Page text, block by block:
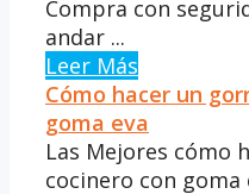
Compra con
andar ...
Leer Más
Cómo hacer un
goma eva
Las Mejores cómo
cocinero con goma